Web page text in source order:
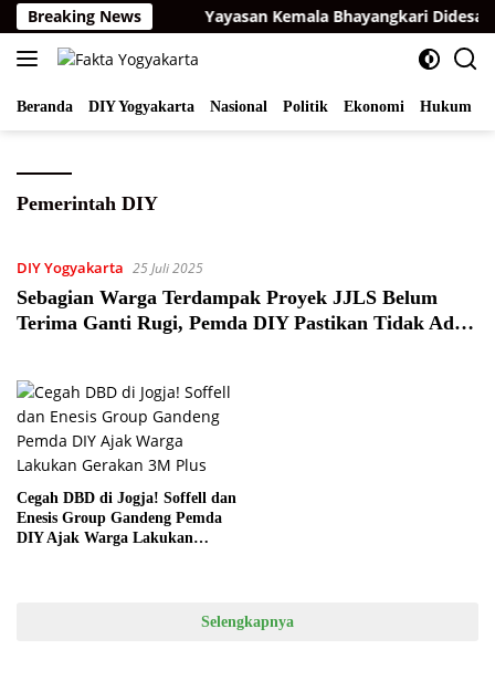
Langsung
ke
konten
Breaking News
ke Bareskrim Yayasan Kemala Bhayangkari Didesak
Beranda DIY Yogyakarta Nasional Politik Ekonomi Hukum
Pemerintah DIY
DIY Yogyakarta 25 Juli 2025
Sebagian Warga Terdampak Proyek JJLS Belum
Terima Ganti Rugi, Pemda DIY Pastikan Tidak Ada
Cegah DBD di Jogja! Soffell dan
Enesis Group Gandeng Pemda
DIY Ajak Warga Lakukan
Selengkapnya